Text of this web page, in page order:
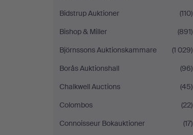
Bidstrup Auktioner
(110)
Bishop & Miller
(891)
Björnssons Auktionskammare
(1 029)
Borås Auktionshall
(96)
Chalkwell Auctions
(45)
Colombos
(22)
Connoisseur Bokauktioner
(17)